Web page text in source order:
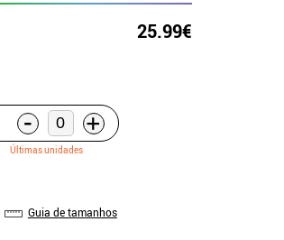
25.99€
- +
Últimas unidades
Guia de tamanhos